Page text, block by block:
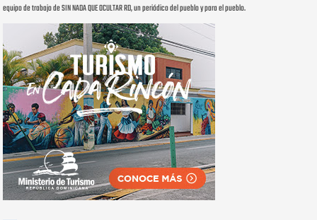
equipo de trabajo de SIN NADA QUE OCULTAR RD, un periódico del pueblo y para el pueblo.